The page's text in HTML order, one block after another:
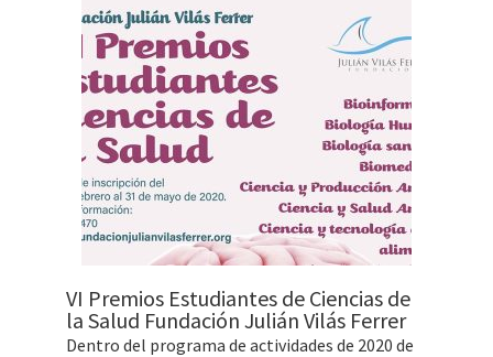
VI Premios Estudiantes de Ciencias de
la Salud Fundación Julián Vilás Ferrer
Dentro del programa de actividades de 2020 de